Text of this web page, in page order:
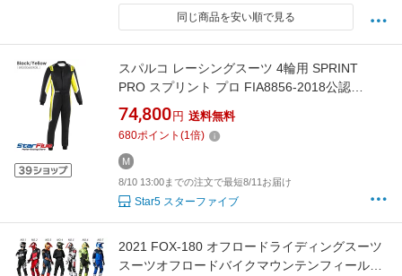
同じ商品を安い順で見る
スパルコ レーシングスーツ 4輪用 SPRINT
PRO スプリント プロ FIA8856-2018公認
Sparco 2025年モデル
74,800 円 送料無料
680ポイント (1倍)
M
8/10 13:00までの注文で最短8/11お届け
Star5 スターファイブ
2021 FOX-180 オフロードライディングスーツ
スーツオフロードバイクマウンテンフィールド